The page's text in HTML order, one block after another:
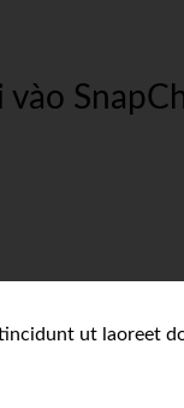
ut laoreet